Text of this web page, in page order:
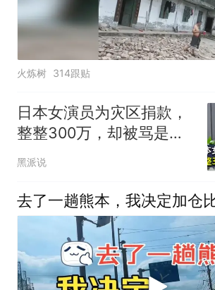
火炼树 314跟贴
日本女演员为灾区捐款，
整整300万，却被骂是脏
钱！
黑派说
去了一趟熊本，我决定加仓